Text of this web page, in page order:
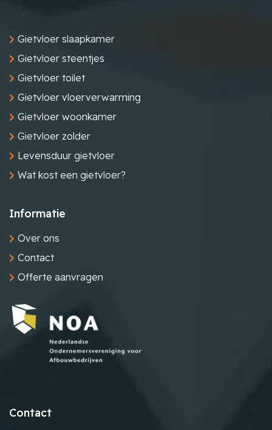
Gietvloer slaapkamer
Gietvloer steentjes
Gietvloer toilet
Gietvloer vloerverwarming
Gietvloer woonkamer
Gietvloer zolder
Levensduur gietvloer
Wat kost een gietvloer?
Informatie
Over ons
Contact
Offerte aanvragen
Contact